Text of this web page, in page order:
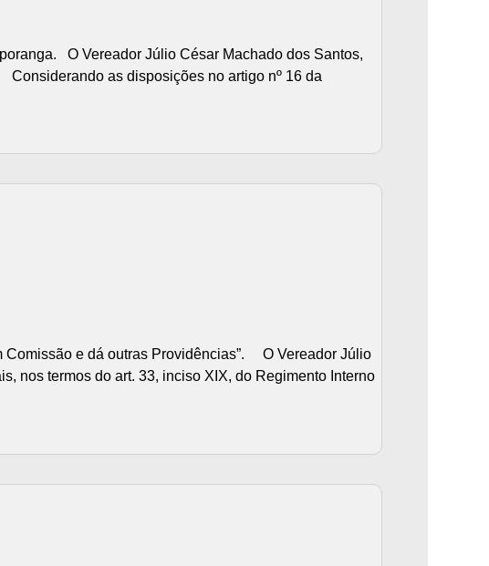
O Vereador Júlio César Machado dos Santos,
as disposições no artigo nº 16 da
Comissão e dá outras Providências”. O Vereador Júlio
nos termos do art. 33, inciso XIX, do Regimento Interno